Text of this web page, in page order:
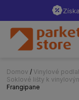
Domov / Vinylové
Soklové lišty k
Frangipane